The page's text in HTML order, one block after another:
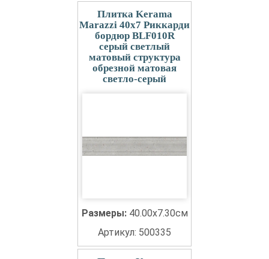
Плитка Kerama
Marazzi 40x7 Риккарди
бордюр BLF010R
серый светлый
матовый структура
обрезной матовая
светло-серый
Размеры: 40.00x7.30см
Артикул: 500335